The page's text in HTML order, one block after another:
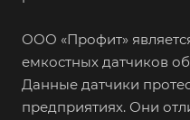
ООО «Профит»
емкостных датчиков
Данные датчики
предприятиях. Они